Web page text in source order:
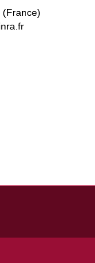
(France)